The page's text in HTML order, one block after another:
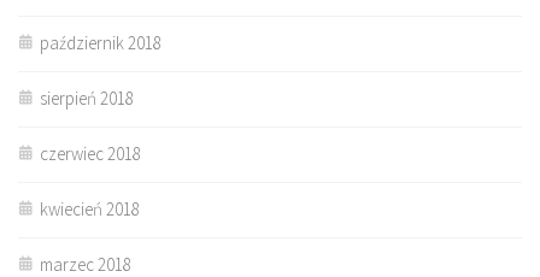
październik 2018
sierpień 2018
czerwiec 2018
kwiecień 2018
marzec 2018